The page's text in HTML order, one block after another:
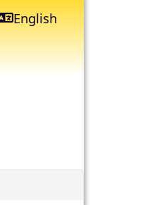
⏸
English